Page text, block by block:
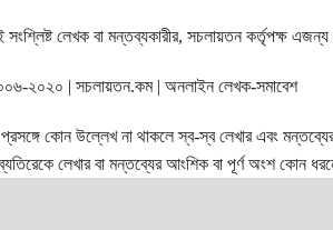
লেখক বা মন্তব্যকারীর, সচলায়তন কর্তৃপক্ষ এজন্য
২০২০ | সচলায়তন.কম | অনলাইন লেখক-সমাবেশ
কোন উল্লেখ না থাকলে স্ব-স্ব লেখার এবং মন্তব্যের
লেখার বা মন্তব্যের আংশিক বা পূর্ণ অংশ কোন